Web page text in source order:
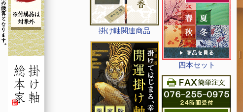
掛け軸関連商品
四本セット